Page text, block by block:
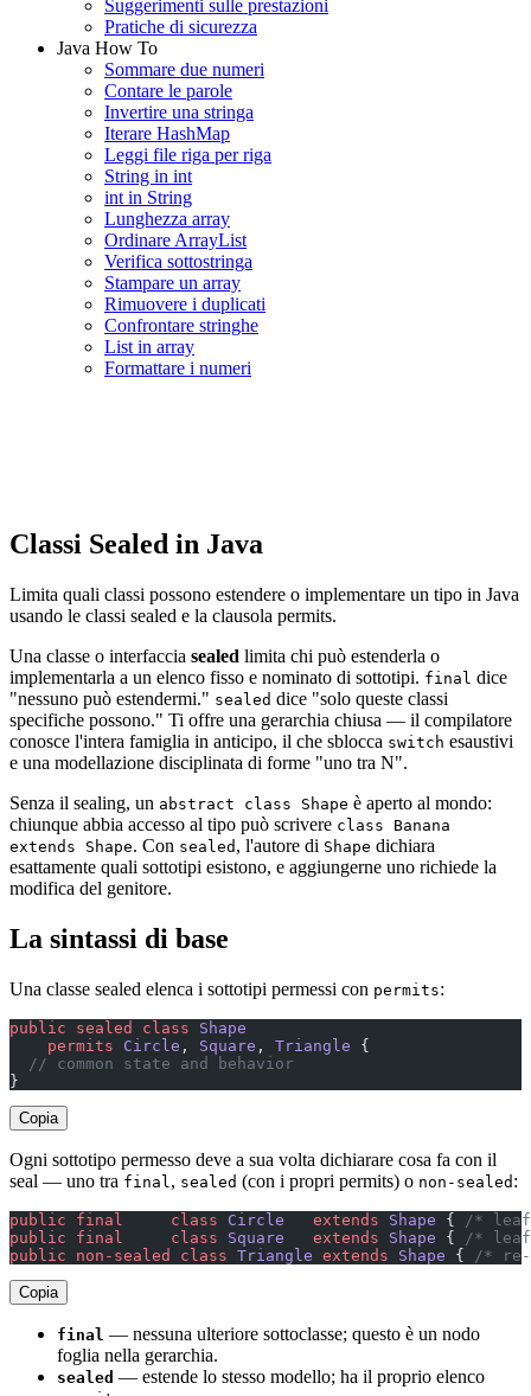
Suggerimenti sulle prestazioni
Pratiche di sicurezza
Java How To
Sommare due numeri
Contare le parole
Invertire una stringa
Iterare HashMap
Leggi file riga per riga
String in int
int in String
Lunghezza array
Ordinare ArrayList
Verifica sottostringa
Stampare un array
Rimuovere i duplicati
Confrontare stringhe
List in array
Formattare i numeri
Classi Sealed in Java
Limita quali classi possono estendere o implementare un tipo in Java
usando le classi sealed e la clausola permits.
Una classe o interfaccia sealed limita chi può estenderla o
implementarla a un elenco fisso e nominato di sottotipi. final dice
"nessuno può estendermi." sealed dice "solo queste classi
specifiche possono." Ti offre una gerarchia chiusa — il compilatore
conosce l'intera famiglia in anticipo, il che sblocca switch esaustivi
e una modellazione disciplinata di forme "uno tra N".
Senza il sealing, un abstract class Shape è aperto al mondo:
chiunque abbia accesso al tipo può scrivere class Banana
extends Shape. Con sealed , l'autore di Shape dichiara
esattamente quali sottotipi esistono, e aggiungerne uno richiede la
modifica del genitore.
La sintassi di base
Una classe sealed elenca i sottotipi permessi con permits:
public sealed class Shape
    permits
Circle , Square , Triangle {
  // common state and behavior
}
Copia
Ogni sottotipo permesso deve a sua volta dichiarare cosa fa con il
seal — uno tra final , sealed (con i propri permits) o non-sealed :
public final
     class
Circle
   extends
Shape {
/*
public final
     class
Square
   extends
Shape {
/*
public non-sealed class Triangle extends Shape { /* re-
Copia
final — nessuna ulteriore sottoclasse; questo è un nodo
foglia nella gerarchia.
sealed — estende lo stesso modello; ha il proprio elenco